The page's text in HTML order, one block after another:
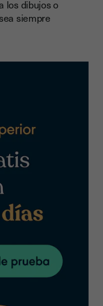
los dibujos o
siempre